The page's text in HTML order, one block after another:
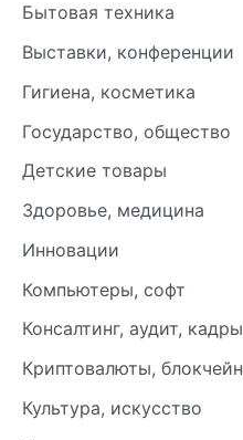
Бытовая техника
Выставки, конференции
Гигиена, косметика
Государство, общество
Детские товары
Здоровье, медицина
Инновации
Компьютеры, софт
Консалтинг, аудит, кадры
Криптовалюты, блокчейн
Культура, искусство